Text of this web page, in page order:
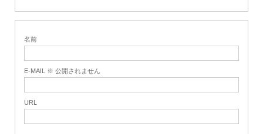
名前
E-MAIL ※ 公開されません
URL